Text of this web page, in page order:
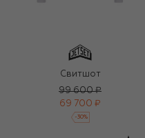
Свитшот
99 600 ₽
69 700 ₽
-30%